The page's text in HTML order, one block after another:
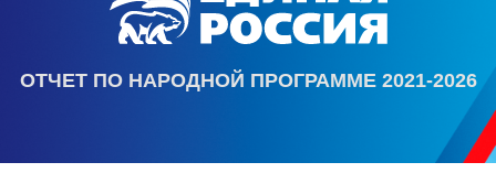
ОТЧЕТ ПО НАРОДНОЙ ПРОГРАММЕ 2021-2026